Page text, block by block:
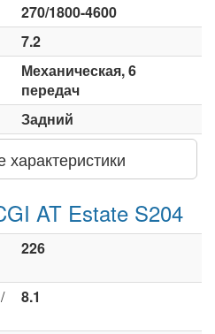
270/1800-4600
7.2
Механическая, 6
передач
Задний
характеристики
AT Estate S204
226
8.1